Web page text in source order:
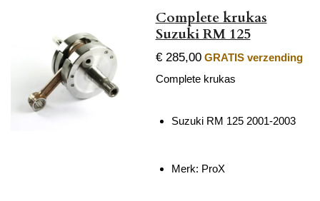
Complete krukas
Suzuki RM 125
€ 285,00 GRATIS verzending
Complete krukas
Suzuki RM 125 2001-2003
Merk: ProX